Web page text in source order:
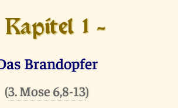
1 -
Brandopfer
(3. Mose 6,8-13)